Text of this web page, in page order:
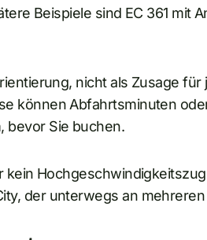
Beispiele sind EC 361 mit
nicht als Zusage
können Abfahrtsminuten
bevor Sie buchen.
kein
der unterwegs an